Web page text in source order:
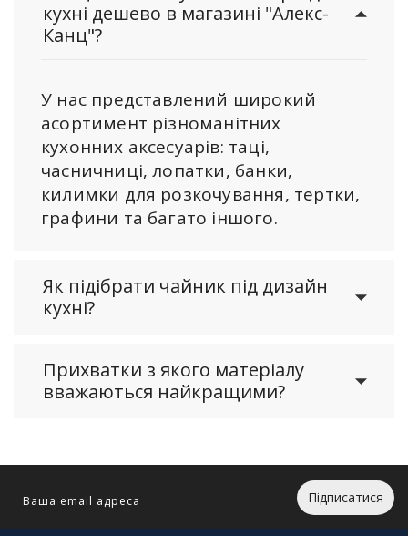
кухні дешево в магазині "Алекс-
Канц"?
У нас представлений широкий
асортимент різноманітних
кухонних аксесуарів: таці,
часничниці, лопатки, банки,
килимки для розкочування, тертки,
графини та багато іншого.
Як підібрати чайник під дизайн
кухні?
Прихватки з якого матеріалу
вважаються найкращими?
Підписатися